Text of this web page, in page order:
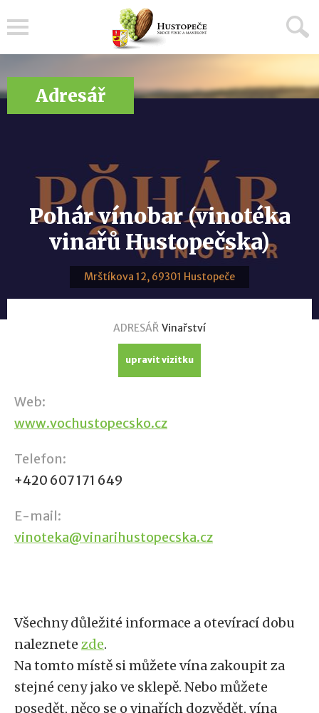
Adresář
Pohár vínobar (vinotéka
vinařů Hustopečska)
Mrštíkova 12, 69301 Hustopeče
ADRESÁŘ Vinařství
upravit vizitku
Web:
www.vochustopecsko.cz
Telefon:
+420 607 171 649
E-mail:
vinoteka@vinarihustopecska.cz
Všechny důležité informace a otevírací dobu
naleznete zde.
Na tomto místě si můžete vína zakoupit za
stejné ceny jako ve sklepě. Nebo můžete
posedět, něco se o vinařích dozvědět, vína